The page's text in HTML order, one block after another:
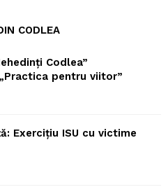
CODLEA
Codlea”
pentru viitor”
Exercițiu ISU cu victime